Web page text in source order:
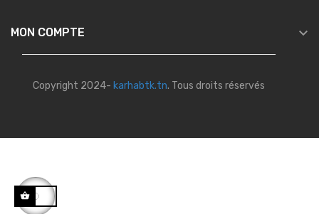
MON COMPTE 
Copyright 2024- karhabtk.tn. Tous droits réservés